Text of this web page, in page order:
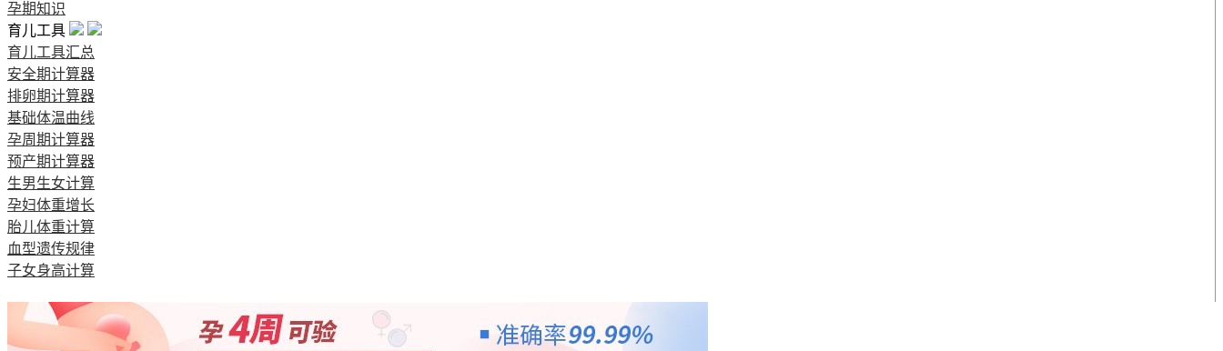
孕期知识
育儿工具
育儿工具汇总
安全期计算器
排卵期计算器
基础体温曲线
孕周期计算器
预产期计算器
生男生女计算
孕妇体重增长
胎儿体重计算
血型遗传规律
子女身高计算